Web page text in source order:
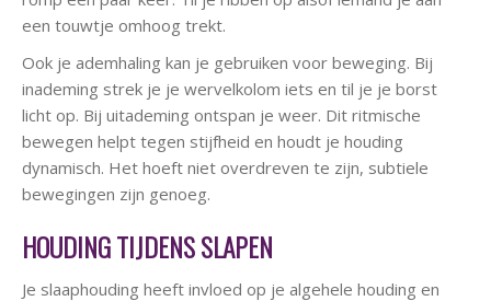
een touwtje omhoog trekt.
Ook je ademhaling kan je gebruiken voor beweging. Bij
inademing strek je je wervelkolom iets en til je je borst
licht op. Bij uitademing ontspan je weer. Dit ritmische
bewegen helpt tegen stijfheid en houdt je houding
dynamisch. Het hoeft niet overdreven te zijn, subtiele
bewegingen zijn genoeg.
HOUDING TIJDENS SLAPEN
Je slaaphouding heeft invloed op je algehele houding en